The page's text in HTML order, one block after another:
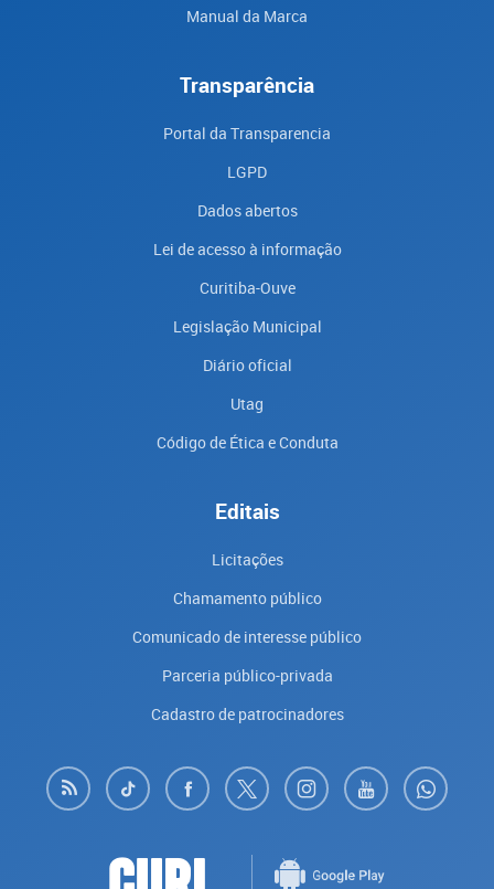
Manual da Marca
Transparência
Portal da Transparencia
LGPD
Dados abertos
Lei de acesso à informação
Curitiba-Ouve
Legislação Municipal
Diário oficial
Utag
Código de Ética e Conduta
Editais
Licitações
Chamamento público
Comunicado de interesse público
Parceria público-privada
Cadastro de patrocinadores